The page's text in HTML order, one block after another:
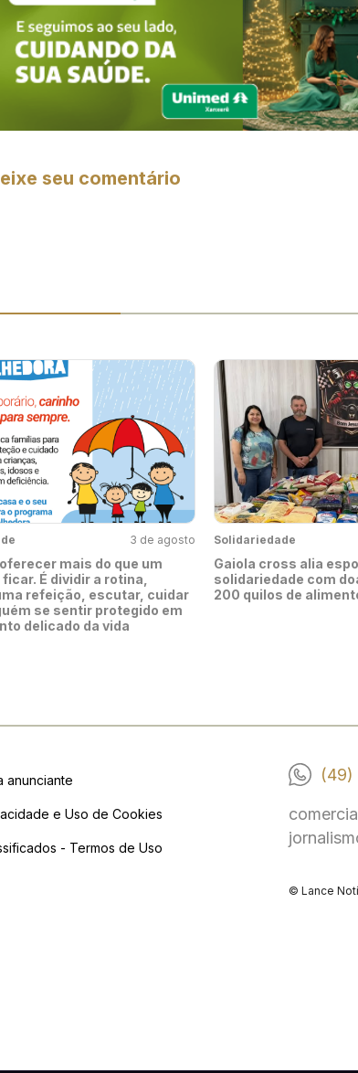
seu comentário
3 de agosto
mais do que um
É dividir a rotina,
refeição, escutar, cuidar
se sentir protegido em
delicado da vida
Solidariedade
Gaiola cross alia
solidariedade com
200 quilos de
anunciante
e Uso de Cookies
- Termos de Uso
(49)
© Lance